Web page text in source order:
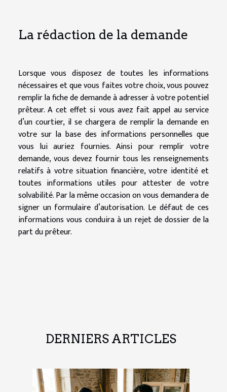
La rédaction de la demande
Lorsque vous disposez de toutes les informations
nécessaires et que vous faites votre choix, vous pouvez
remplir la fiche de demande à adresser à votre potentiel
prêteur. A cet effet si vous avez fait appel au service
d’un courtier, il se chargera de remplir la demande en
votre sur la base des informations personnelles que
vous lui auriez fournies. Ainsi pour remplir votre
demande, vous devez fournir tous les renseignements
relatifs à votre situation financière, votre identité et
toutes informations utiles pour attester de votre
solvabilité. Par la même occasion on vous demandera de
signer un formulaire d’autorisation. Le défaut de ces
informations vous conduira à un rejet de dossier de la
part du prêteur.
DERNIERS ARTICLES